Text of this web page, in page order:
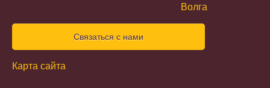
Связаться с нами
Карта сайта